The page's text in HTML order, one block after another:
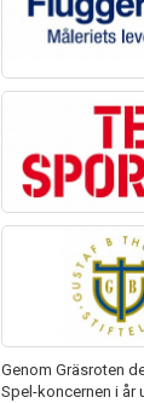
Genom Gräsroten
Spel-koncernen i år